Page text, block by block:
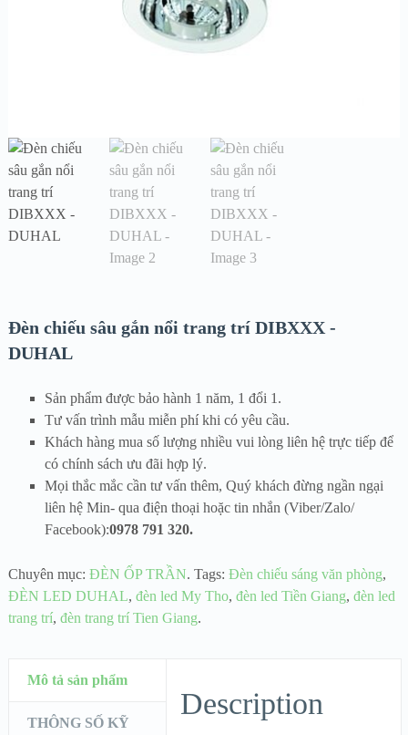
Đèn chiếu sâu gắn nổi trang trí DIBXXX -
DUHAL
Sản phẩm được bảo hành 1 năm, 1 đổi 1.
Tư vấn trình mẫu miễn phí khi có yêu cầu.
Khách hàng mua số lượng nhiều vui lòng liên hệ trực tiếp để
có chính sách ưu đãi hợp lý.
Mọi thắc mắc cần tư vấn thêm, Quý khách đừng ngần ngại
liên hệ Min- qua điện thoại hoặc tin nhắn (Viber/Zalo/
Facebook):0978 791 320.
Chuyên mục: ĐÈN ỐP TRẦN. Tags: Đèn chiếu sáng văn phòng,
ĐÈN LED DUHAL, đèn led My Tho, đèn led Tiền Giang, đèn led
trang trí, đèn trang trí Tien Giang.
Mô tả sản phẩm
THÔNG SỐ KỸ
Description